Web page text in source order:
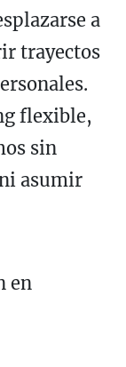
a
trayectos
flexible,
sin
asumir
en